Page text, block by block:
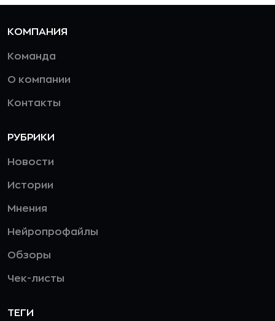
КОМПАНИЯ
Команда
О компании
Контакты
РУБРИКИ
Новости
Истории
Мнения
Нейропрофайлы
Обзоры
Чек-листы
ТЕГИ